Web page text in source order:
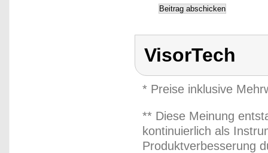
VisorTech
* Preise inklusive
** Diese Meinung
kontinuierlich als
Produktverbesserung